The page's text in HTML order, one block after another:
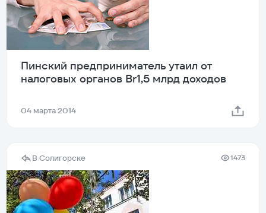
Пинский предприниматель утаил от
налоговых органов Br1,5 млрд доходов
04 марта 2014
В Солигорске 1473